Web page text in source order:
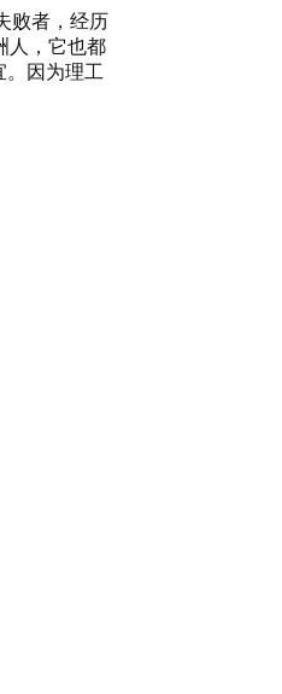
败者，经历
人，它也都
。因为理工